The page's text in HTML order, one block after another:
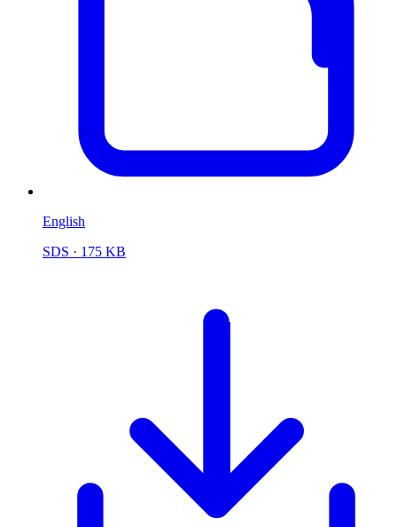
English
SDS · 175 KB